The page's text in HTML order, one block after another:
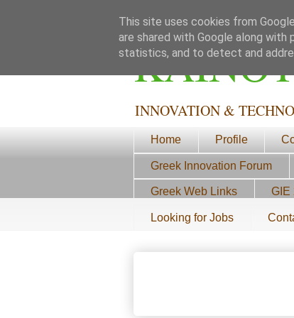
INNOVATION &
Home Profile
Greek Innovation Forum
Greek Web Links GIE
Looking for Jobs
This site uses cookies from
are shared with Google along
statistics, and to detect and